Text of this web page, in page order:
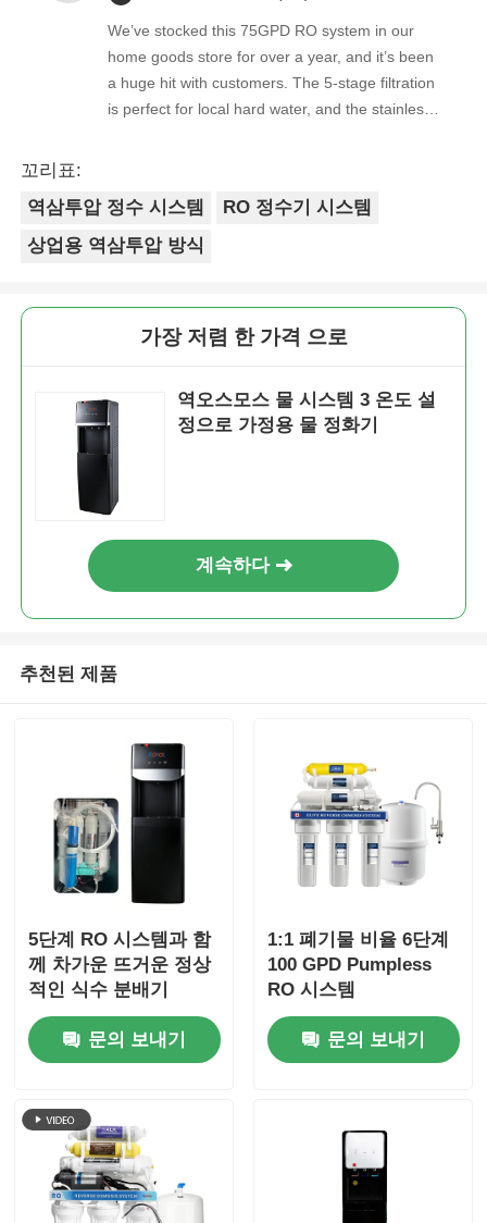
We’ve stocked this 75GPD RO system in our
home goods store for over a year, and it’s been
a huge hit with customers. The 5-stage filtration
is perfect for local hard water, and the stainless
complaints from customers, and very few
returns. Great product to carry!
꼬리표:
역삼투압 정수 시스템
RO 정수기 시스템
상업용 역삼투압 방식
가장 저렴 한 가격 으로
역오스모스 물 시스템 3 온도 설
정으로 가정용 물 정화기
계속하다
추천된 제품
5단계 RO 시스템과 함
께 차가운 뜨거운 정상
적인 식수 분배기
문의 보내기
1:1 폐기물 비율 6단계
100 GPD Pumpless
RO 시스템
문의 보내기